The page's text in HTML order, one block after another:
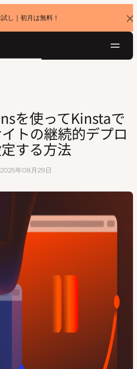
し｜初月は無料！
バ
ナ
ョ
ン
でWordPressサイトの継続的デプロイ
を使ってKinstaで
トの継続的デプロ
する方法
2025年08月29日